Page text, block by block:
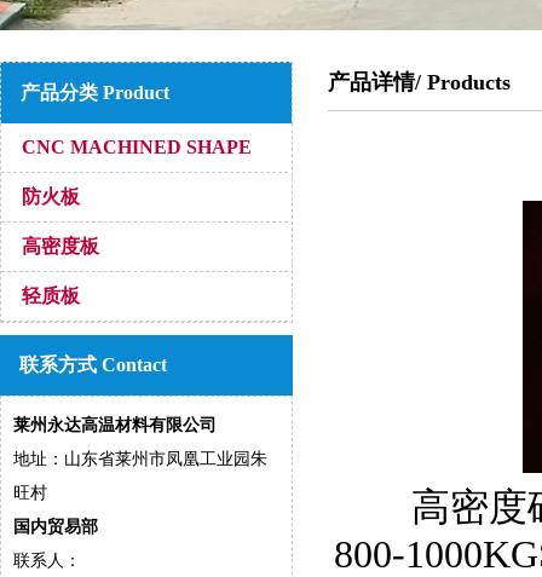
产品分类 Product
CNC MACHINED SHAPE
防火板
高密度板
轻质板
联系方式 Contact
莱州永达高温材料有限公司
地址：山东省莱州市凤凰工业园朱
旺村
国内贸易部
联系人：
产品详情/ Products
高密度硅
800-